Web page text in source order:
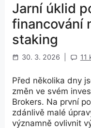
Jarní úklid
financování
staking
30. 3. 2026 11
Před několika dny
změn ve svém
Brokers. Na první
zdánlivě malé
významně ovlivnit